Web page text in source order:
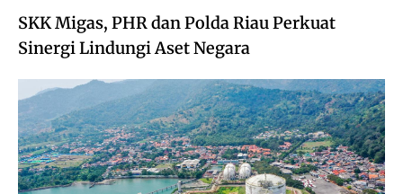
SKK Migas, PHR dan Polda Riau Perkuat
Sinergi Lindungi Aset Negara